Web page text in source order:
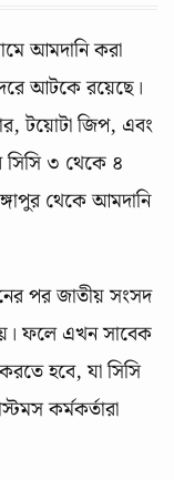
আমদানি করা
আটকে রয়েছে।
টয়োটা জিপ, এবং
৩ থেকে ৪
থেকে আমদানি
পর জাতীয় সংসদ
ফলে এখন সাবেক
হবে, যা সিসি
কর্মকর্তারা